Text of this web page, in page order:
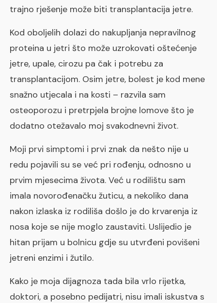
trajno rješenje može biti transplantacija jetre.
Kod oboljelih dolazi do nakupljanja nepravilnog
proteina u jetri što može uzrokovati oštećenje
jetre, upale, cirozu pa čak i potrebu za
transplantacijom. Osim jetre, bolest je kod mene
snažno utjecala i na kosti – razvila sam
osteoporozu i pretrpjela brojne lomove što je
dodatno otežavalo moj svakodnevni život.
Moji prvi simptomi i prvi znak da nešto nije u
redu pojavili su se već pri rođenju, odnosno u
prvim mjesecima života. Već u rodilištu sam
imala novorođenačku žuticu, a nekoliko dana
nakon izlaska iz rodiliša došlo je do krvarenja iz
nosa koje se nije moglo zaustaviti. Uslijedio je
hitan prijam u bolnicu gdje su utvrđeni povišeni
jetreni enzimi i žutilo.
Kako je moja dijagnoza tada bila vrlo rijetka,
doktori, a posebno pedijatri, nisu imali iskustva s